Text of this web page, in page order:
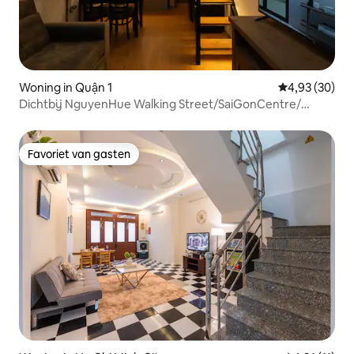
Woning in Quận 1 Gemiddelde
4,93 (30)
Dichtbij NguyenHue Walking Street/SaiGonCentre/
Favoriet van gasten
Favoriet van gasten